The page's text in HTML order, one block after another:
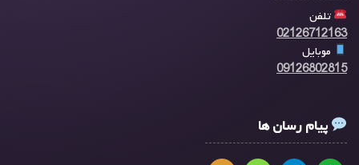
تلفن
02126712163
موبایل
09126802815
پیام رسان ها